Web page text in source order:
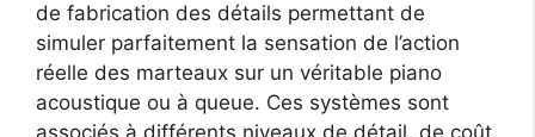
de fabrication des détails permettant de
simuler parfaitement la sensation de l’action
réelle des marteaux sur un véritable piano
acoustique ou à queue. Ces systèmes sont